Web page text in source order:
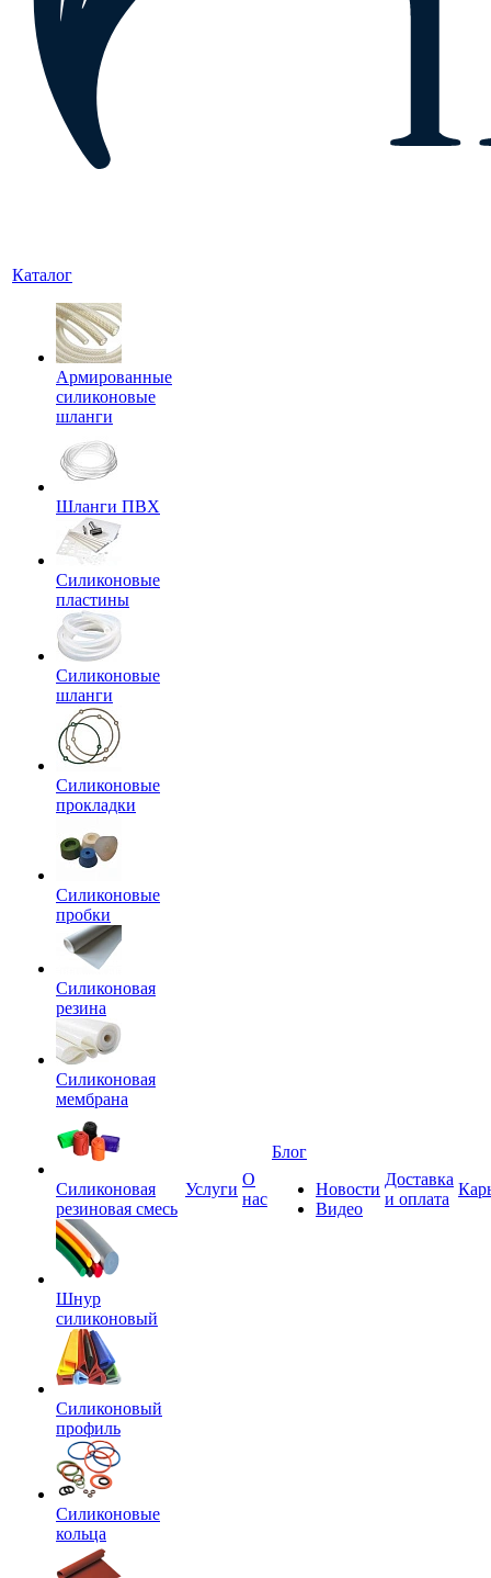
Каталог
Армированные
силиконовые
шланги
Шланги ПВХ
Силиконовые
пластины
Силиконовые
шланги
Силиконовые
прокладки
Силиконовые
пробки
Силиконовая
резина
Силиконовая
мембрана
Силиконовая
резиновая смесь
Шнур
силиконовый
Силиконовый
профиль
Силиконовые
кольца
Услуги
О
нас
Блог
Новости
Видео
Доставка
и оплата